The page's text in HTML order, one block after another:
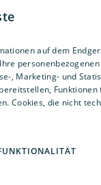
auf dem
, Marketing- und
Funktionen
Cookies, die nicht